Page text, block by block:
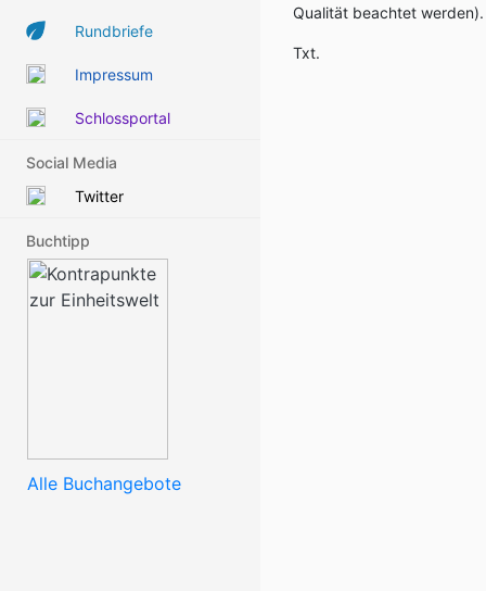
Rundbriefe
Impressum
Schlossportal
Social Media
Twitter
Buchtipp
Alle Buchangebote
Qualität beachtet werden).
Txt.